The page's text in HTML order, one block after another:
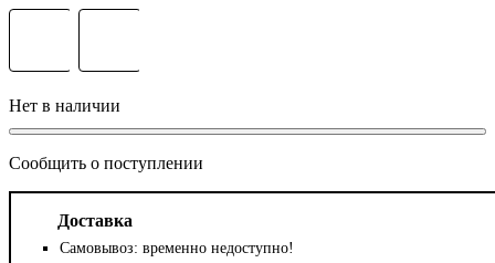
Сообщить о поступлении
Доставка
Самовывоз: временно недоступно!